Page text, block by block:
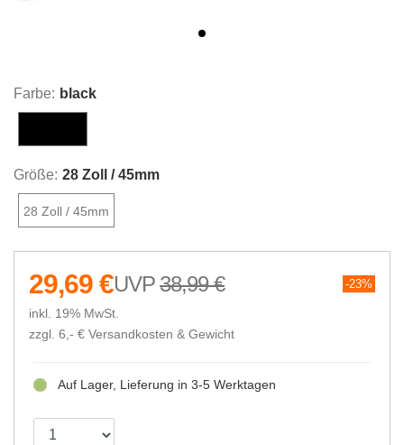
Farbe: black
Größe: 28 Zoll / 45mm
28 Zoll / 45mm
38,99 € 23%
29,69 €
inkl. 19% MwSt.
zzgl. 6,- € Versandkosten & Gewicht
Auf Lager, Lieferung in 3-5 Werktagen